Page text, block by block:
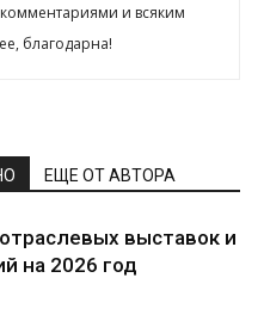
и всяким
благодарна!
ЕЩЕ ОТ АВТОРА
выставок и
на 2026 год